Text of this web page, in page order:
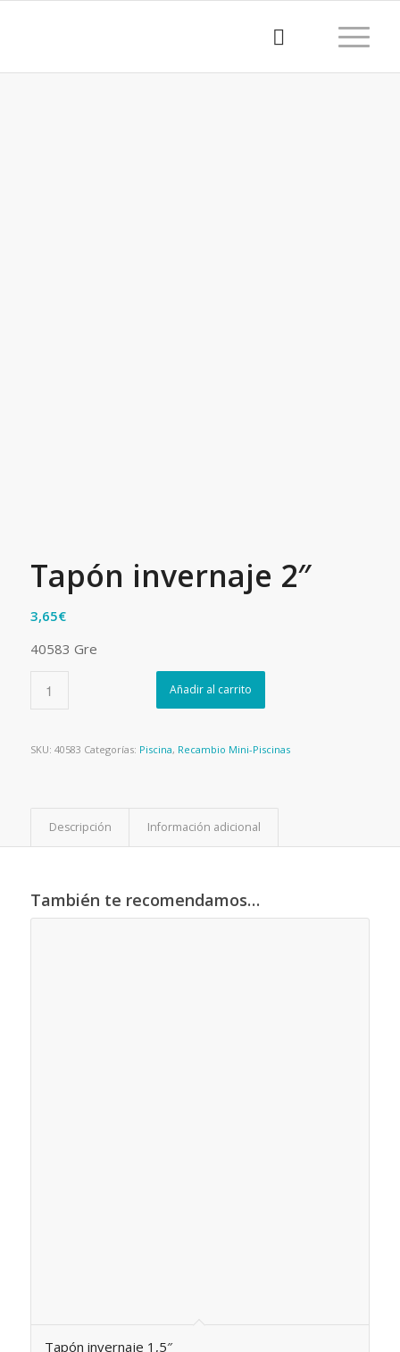
Tapón invernaje 2″
3,65€
40583 Gre
Añadir al carrito
SKU: 40583 Categorías: Piscina, Recambio Mini-Piscinas
Descripción Información adicional
También te recomendamos…
Tapón invernaje 1,5″